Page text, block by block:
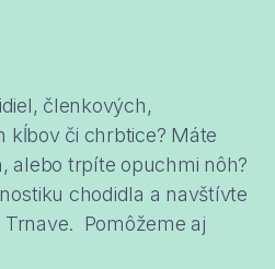
členkových,
kĺbov či chrbtice? Máte
alebo trpíte opuchmi nôh?
chodidla a navštívte
Pomôžeme aj